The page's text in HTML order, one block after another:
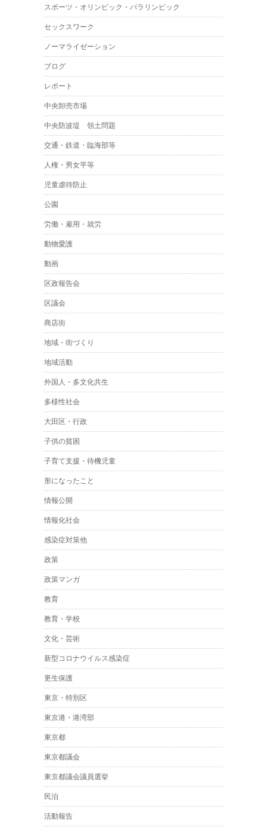
スポーツ・オリンピック・パラリンピック
セックスワーク
ノーマライゼーション
ブログ
レポート
中央卸売市場
中央防波堤 領土問題
交通・鉄道・臨海部等
人権・男女平等
児童虐待防止
公園
労働・雇用・就労
動物愛護
動画
区政報告会
区議会
商店街
地域・街づくり
地域活動
外国人・多文化共生
多様性社会
大田区・行政
子供の貧困
子育て支援・待機児童
形になったこと
情報公開
情報化社会
感染症対策他
政策
政策マンガ
教育
教育・学校
文化・芸術
新型コロナウイルス感染症
更生保護
東京・特別区
東京港・港湾部
東京都
東京都議会
東京都議会議員選挙
民泊
活動報告